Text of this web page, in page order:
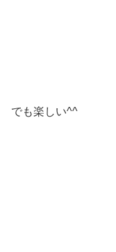
でも楽しい^^